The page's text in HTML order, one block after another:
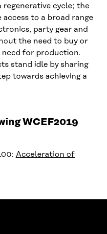
cycle; the
access to a broad range
party gear and
the need to buy or
need for production.
stand idle by sharing
towards achieving a
WCEF2019
Acceleration of